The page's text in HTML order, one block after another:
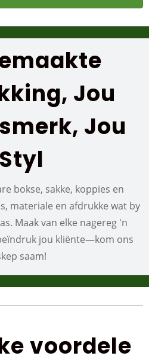
Jou
Jou
Styl
bokse, sakke, koppies en
materiale en afdrukke wat by
Maak van elke nagereg 'n
jou kliënte—kom ons
saam!
voordele